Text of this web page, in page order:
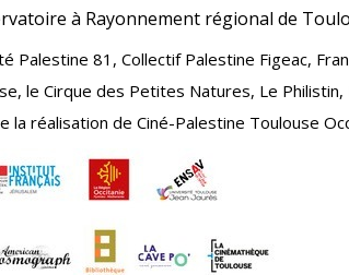
à Rayonnement régional de
Palestine 81, Collectif Palestine Figeac,
le Cirque des Petites Natures, Le Philistin,
la réalisation de Ciné-Palestine Toulouse